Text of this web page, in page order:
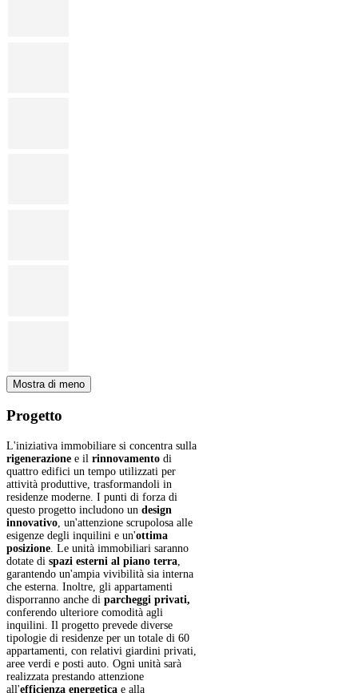
Mostra di meno
Progetto
L'iniziativa immobiliare si concentra sulla
rigenerazione e il rinnovamento di
quattro edifici un tempo utilizzati per
attività produttive, trasformandoli in
residenze moderne. I punti di forza di
questo progetto includono un design
innovativo, un'attenzione scrupolosa alle
esigenze degli inquilini e un'ottima
posizione. Le unità immobiliari saranno
dotate di spazi esterni al piano terra,
garantendo un'ampia vivibilità sia interna
che esterna. Inoltre, gli appartamenti
disporranno anche di parcheggi privati,
conferendo ulteriore comodità agli
inquilini. Il progetto prevede diverse
tipologie di residenze per un totale di 60
appartamenti, con relativi giardini privati,
aree verdi e posti auto. Ogni unità sarà
realizzata prestando attenzione
all'efficienza energetica e alla